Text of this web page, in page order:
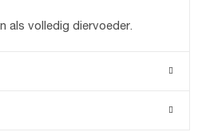
als volledig diervoeder.